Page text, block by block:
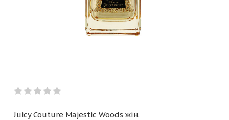
Juicy Couture Majestic Woods жін.